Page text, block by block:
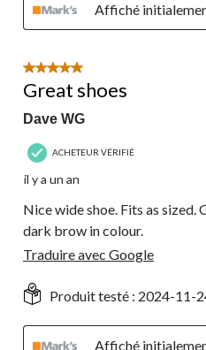
Affiché
5 étoile(s) sur 5.
Great shoes
Dave WG
ACHETEUR VÉRIFIÉ
il y a un an
Nice wide shoe. Fits as sized.
dark brow in colour.
Traduire avec Google
Produit testé : 2024-11-
Affiché